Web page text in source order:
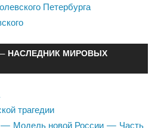
Петербурга
НАСЛЕДНИК МИРОВЫХ
трагедии
— Модель новой России — Часть